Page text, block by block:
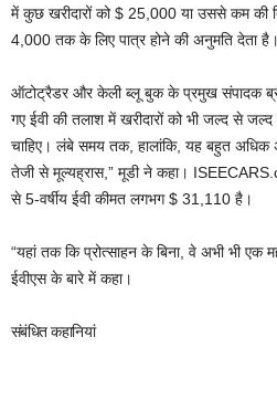
में कुछ खरीदारों को $ 25,000 या उससे कम की
4,000 तक के लिए पात्र होने की अनुमति देता है।
ऑटोट्रैडर और केली ब्लू बुक के प्रमुख संपादक
गए ईवी की तलाश में खरीदारों को भी जल्द से
चाहिए। लंबे समय तक, हालांकि, यह बहुत अधिक
तेजी से मूल्यह्रास,” मूडी ने कहा।
से 5-वर्षीय ईवी कीमत लगभग $ 31,110 है।
“यहां तक ​​कि प्रोत्साहन के बिना, वे अभी भी एक
ईवीएस के बारे में कहा।
संबंधित कहानियां